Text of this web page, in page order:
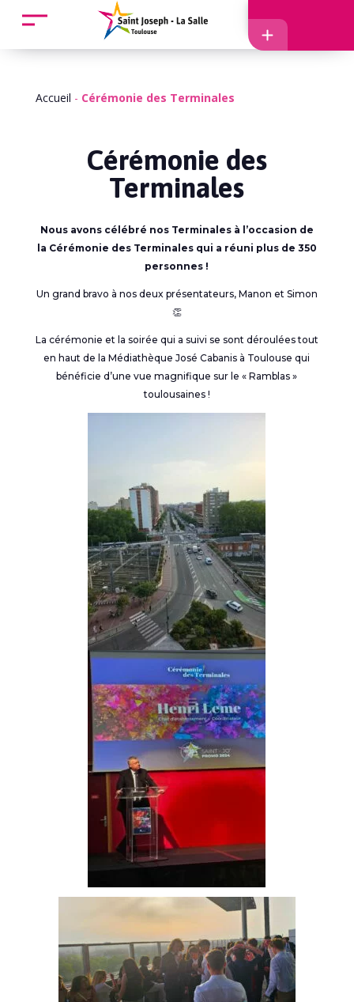
Accueil
Accès
APEL
Accueil - Cérémonie des Terminales
Cérémonie des
Terminales
Nous avons célébré nos Terminales à l’occasion de
la Cérémonie des Terminales qui a réuni plus de 350
personnes !
Un grand bravo à nos deux présentateurs, Manon et Simon
👏
La cérémonie et la soirée qui a suivi se sont déroulées tout
en haut de la Médiathèque José Cabanis à Toulouse qui
bénéficie d’une vue magnifique sur le « Ramblas »
toulousaines !